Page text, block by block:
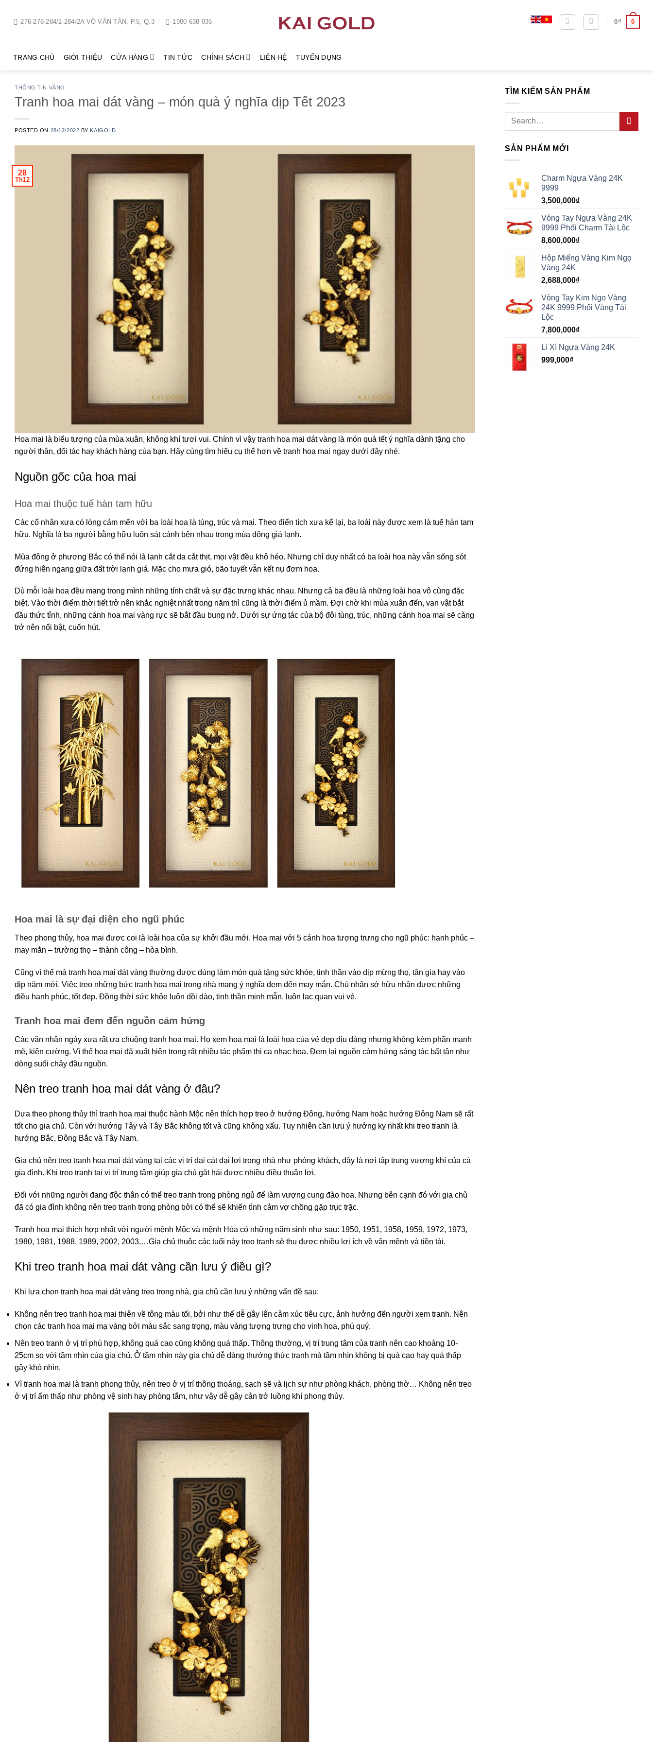
dung
276-278-284/2-284/2A VÕ VĂN TẦN, P.5, Q.3 1900 638 035 0₫ 0
TRANG CHỦ GIỚI THIỆU CỬA HÀNG TIN TỨC CHÍNH SÁCH LIÊN HỆ TUYỂN DỤNG
THÔNG TIN VÀNG
Tranh hoa mai dát vàng – món quà ý nghĩa dịp Tết 2023
POSTED ON 28/12/2022 BY KAIGOLD
28
Th12
Hoa mai là biểu tượng của mùa xuân, không khí tươi vui. Chính vì vậy tranh hoa mai dát vàng là món quà tết ý nghĩa dành tặng cho
người thân, đối tác hay khách hàng của bạn. Hãy cùng tìm hiểu cụ thể hơn về tranh hoa mai ngay dưới đây nhé.
Nguồn gốc của hoa mai
Hoa mai thuộc tuế hàn tam hữu
Các cổ nhân xưa có lòng cảm mến với ba loài hoa là tùng, trúc và mai. Theo điển tích xưa kể lại, ba loài này được xem là tuế hàn tam
hữu. Nghĩa là ba người bằng hữu luôn sát cánh bên nhau trong mùa đông giá lạnh.
Mùa đông ở phương Bắc có thể nói là lạnh cắt da cắt thịt, mọi vật đều khô héo. Nhưng chỉ duy nhất có ba loài hoa này vẫn sống sót
đứng hiên ngang giữa đất trời lạnh giá. Mặc cho mưa gió, bão tuyết vẫn kết nụ đơm hoa.
Dù mỗi loài hoa đều mang trong mình những tính chất và sự đặc trưng khác nhau. Nhưng cả ba đều là những loài hoa vô cùng đặc
biệt. Vào thời điểm thời tiết trở nên khắc nghiệt nhất trong năm thì cũng là thời điểm ủ mầm. Đợi chờ khi mùa xuân đến, vạn vật bắt
đầu thức tỉnh, những cánh hoa mai vàng rực sẽ bắt đầu bung nở. Dưới sự ứng tác của bộ đôi tùng, trúc, những cánh hoa mai sẽ càng
trở nên nổi bật, cuốn hút.
Hoa mai là sự đại diện cho ngũ phúc
Theo phong thủy, hoa mai được coi là loài hoa của sự khởi đầu mới. Hoa mai với 5 cánh hoa tượng trưng cho ngũ phúc: hạnh phúc –
may mắn – trường thọ – thành công – hòa bình.
Cũng vì thế mà tranh hoa mai dát vàng thường được dùng làm món quà tặng sức khỏe, tinh thần vào dịp mừng thọ, tân gia hay vào
dịp năm mới. Việc treo những bức tranh hoa mai trong nhà mang ý nghĩa đem đến may mắn. Chủ nhân sở hữu nhận được những
điều hạnh phúc, tốt đẹp. Đồng thời sức khỏe luôn dồi dào, tinh thần minh mẫn, luôn lạc quan vui vẻ.
Tranh hoa mai đem đến nguồn cảm hứng
Các văn nhân ngày xưa rất ưa chuộng tranh hoa mai. Họ xem hoa mai là loài hoa của vẻ đẹp dịu dàng nhưng không kém phần mạnh
mẽ, kiên cường. Vì thế hoa mai đã xuất hiện trong rất nhiều tác phẩm thi ca nhạc hoa. Đem lại nguồn cảm hứng sáng tác bất tận như
dòng suối chảy đầu nguồn.
Nên treo tranh hoa mai dát vàng ở đâu?
Dựa theo phong thủy thì tranh hoa mai thuộc hành Mộc nên thích hợp treo ở hướng Đông, hướng Nam hoặc hướng Đông Nam sẽ rất
tốt cho gia chủ. Còn với hướng Tây và Tây Bắc không tốt và cũng không xấu. Tuy nhiên cần lưu ý hướng kỵ nhất khi treo tranh là
hướng Bắc, Đông Bắc và Tây Nam.
Gia chủ nên treo tranh hoa mai dát vàng tại các vị trí đại cát đại lợi trong nhà như phòng khách, đây là nơi tập trung vượng khí của cả
gia đình. Khi treo tranh tại vị trí trung tâm giúp gia chủ gặt hái được nhiều điều thuận lợi.
Đối với những người đang độc thân có thể treo tranh trong phòng ngủ để làm vượng cung đào hoa. Nhưng bên cạnh đó với gia chủ
đã có gia đình không nên treo tranh trong phòng bởi có thể sẽ khiến tình cảm vợ chồng gặp trục trặc.
Tranh hoa mai thích hợp nhất với người mệnh Mộc và mệnh Hỏa có những năm sinh như sau: 1950, 1951, 1958, 1959, 1972, 1973,
1980, 1981, 1988, 1989, 2002, 2003,…Gia chủ thuộc các tuổi này treo tranh sẽ thu được nhiều lợi ích về vận mệnh và tiền tài.
Khi treo tranh hoa mai dát vàng cần lưu ý điều gì?
Khi lựa chọn tranh hoa mai dát vàng treo trong nhà, gia chủ cần lưu ý những vấn đề sau:
Không nên treo tranh hoa mai thiên về tông màu tối, bởi như thế dễ gây lên cảm xúc tiêu cực, ảnh hưởng đến người xem tranh. Nên
chọn các tranh hoa mai mạ vàng bởi màu sắc sang trọng, màu vàng tượng trưng cho vinh hoa, phú quý.
Nên treo tranh ở vị trí phù hợp, không quá cao cũng không quá thấp. Thông thường, vị trí trung tâm của tranh nên cao khoảng 10-
25cm so với tầm nhìn của gia chủ. Ở tầm nhìn này gia chủ dễ dàng thưởng thức tranh mà tầm nhìn không bị quá cao hay quá thấp
gây khó nhìn.
Vì tranh hoa mai là tranh phong thủy, nên treo ở vị trí thông thoáng, sạch sẽ và lịch sự như phòng khách, phòng thờ… Không nên treo
ở vị trí ẩm thấp như phòng vệ sinh hay phòng tắm, như vậy dễ gây cản trở luồng khí phong thủy.
TÌM KIẾM SẢN PHẨM
Search
SẢN PHẨM MỚI
Charm Ngựa Vàng 24K
9999
3,500,000₫
Vòng Tay Ngựa Vàng 24K
9999 Phối Charm Tài Lộc
8,600,000₫
Hộp Miếng Vàng Kim Ngọ
Vàng 24K
2,688,000₫
Vòng Tay Kim Ngọ Vàng
24K 9999 Phối Vàng Tài
Lộc
7,800,000₫
Lì Xì Ngựa Vàng 24K
999,000₫